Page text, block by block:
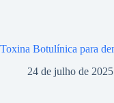
Toxina Botulínica para
24 de julho de 2025